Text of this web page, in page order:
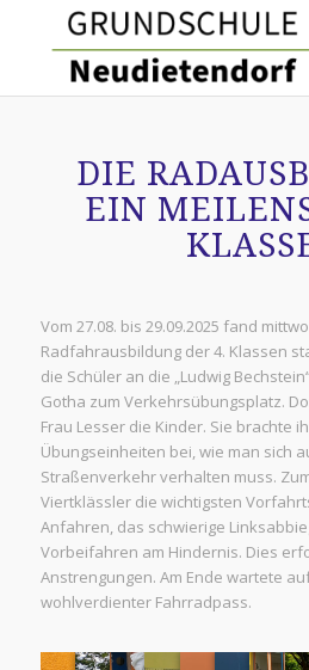
DIE
EIN
Vom 27.08. bis 29.09.2025 fand
Radfahrausbildung der 4. Klassen
die Schüler an die „Ludwig
Gotha zum Verkehrsübungsplatz.
Frau Lesser die Kinder. Sie brachte
Übungseinheiten bei, wie man sich
Straßenverkehr verhalten muss.
Viertklässler die wichtigsten
Anfahren, das schwierige
Vorbeifahren am Hindernis. Dies
Anstrengungen. Am Ende wartete
wohlverdienter Fahrradpass.